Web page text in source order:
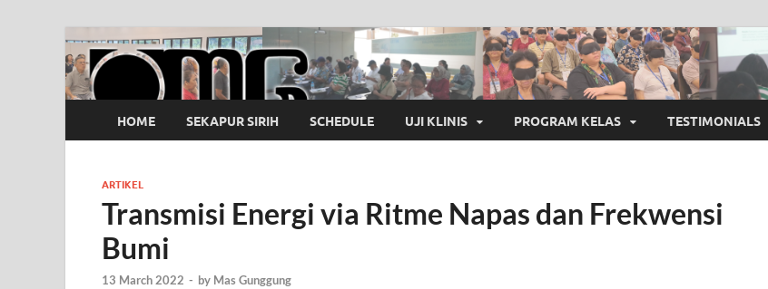
OMG
Pusat Pelatihan Olah Napas Modern
HOME SEKAPUR SIRIH SCHEDULE UJI KLINIS PROGRAM KELAS TESTIMONIALS
ARTIKEL
Transmisi Energi via Ritme Napas dan Frekwensi
Bumi
13 March 2022 - by Mas Gunggung